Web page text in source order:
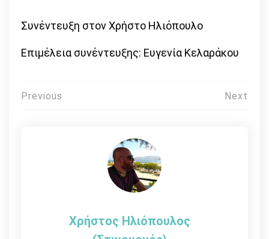
Συνέντευξη στον Χρήστο Ηλιόπουλο
Επιμέλεια συνέντευξης: Ευγενία Κελαράκου
Πλοήγηση
Previous Next
Χρήστος Ηλιόπουλος